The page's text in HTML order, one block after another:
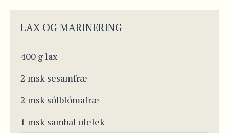
LAX OG MARINERING
400 g lax
2 msk sesamfræ
2 msk sólblómafræ
1 msk sambal olelek